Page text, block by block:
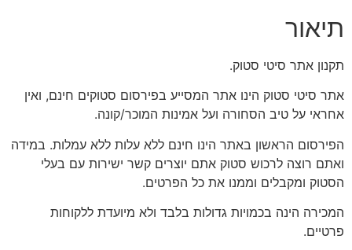
תיאור
תקנון אתר סיטי סטוק.
אתר סיטי סטוק הינו אתר המסייע בפירסום סטוקים חינם, ואין
אחראי על טיב הסחורה ועל אמינות המוכר/קונה.
הפירסום הראשון באתר הינו חינם ללא עלות ללא עמלות. במידה
ואתם רוצה לרכוש סטוק אתם יוצרים קשר ישירות עם בעלי
הסטוק ומקבלים וממנו את כל הפרטים.
המכירה הינה בכמויות גדולות בלבד ולא מיועדת ללקוחות
פרטיים.